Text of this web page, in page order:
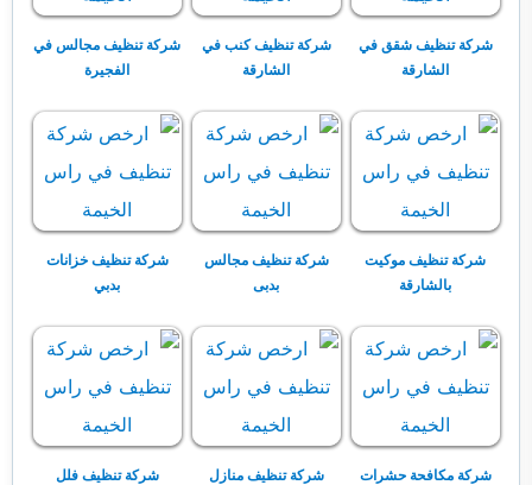
شركة تنظيف شقق في
الشارقة
شركة تنظيف كنب في
الشارقة
شركة تنظيف مجالس في
الفجيرة
شركة تنظيف موكيت
بالشارقة
شركة تنظيف مجالس
بدبى
شركة تنظيف خزانات
بدبي
شركة مكافحة حشرات
شركة تنظيف منازل
شركة تنظيف فلل